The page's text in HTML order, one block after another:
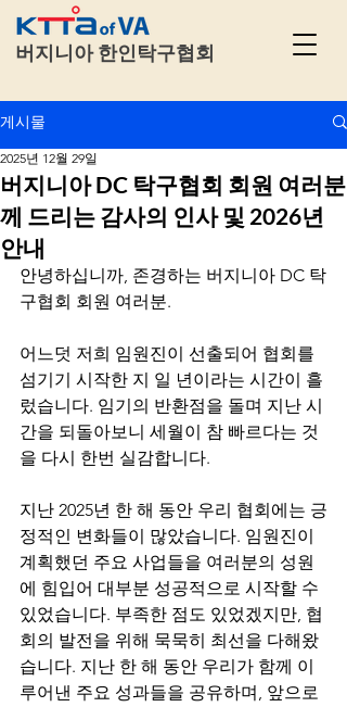
버지니아 한인탁구협회
게시물
버지니아 DC 탁구협회 회원 여러분
께 드리는 감사의 인사 및 2026년
안내
2025년 12월 29일
안녕하십니까, 존경하는 버지니아 DC 탁
구협회 회원 여러분.
어느덧 저희 임원진이 선출되어 협회를
섬기기 시작한 지 일 년이라는 시간이 흘
렀습니다. 임기의 반환점을 돌며 지난 시
간을 되돌아보니 세월이 참 빠르다는 것
을 다시 한번 실감합니다.
지난 2025년 한 해 동안 우리 협회에는 긍
정적인 변화들이 많았습니다. 임원진이
계획했던 주요 사업들을 여러분의 성원
에 힘입어 대부분 성공적으로 시작할 수
있었습니다. 부족한 점도 있었겠지만, 협
회의 발전을 위해 묵묵히 최선을 다해왔
습니다. 지난 한 해 동안 우리가 함께 이
루어낸 주요 성과들을 공유하며, 앞으로